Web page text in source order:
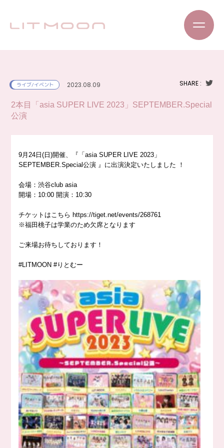
ライブ/イベント 2023.08.09 SHARE :
2本目「asia SUPER LIVE 2023」SEPTEMBER.Special
公演
9月24日(日)開催、『「asia SUPER LIVE 2023」
SEPTEMBER.Special公演 』に出演決定いたしました ！
会場：渋谷club asia
開場：10:00 開演：10:30
チケットはこちら https://tiget.net/events/268761
※福田桃子は学業のため欠席となります
ご来場お待ちしております！
#LITMOON #りとむー